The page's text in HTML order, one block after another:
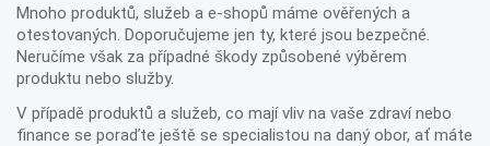
Mnoho produktů, služeb a e-shopů máme ověřených a
otestovaných. Doporučujeme jen ty, které jsou bezpečné.
Neručíme však za případné škody způsobené výběrem
produktu nebo služby.
V případě produktů a služeb, co mají vliv na vaše zdraví nebo
finance se poraďte ještě se specialistou na daný obor, ať máte